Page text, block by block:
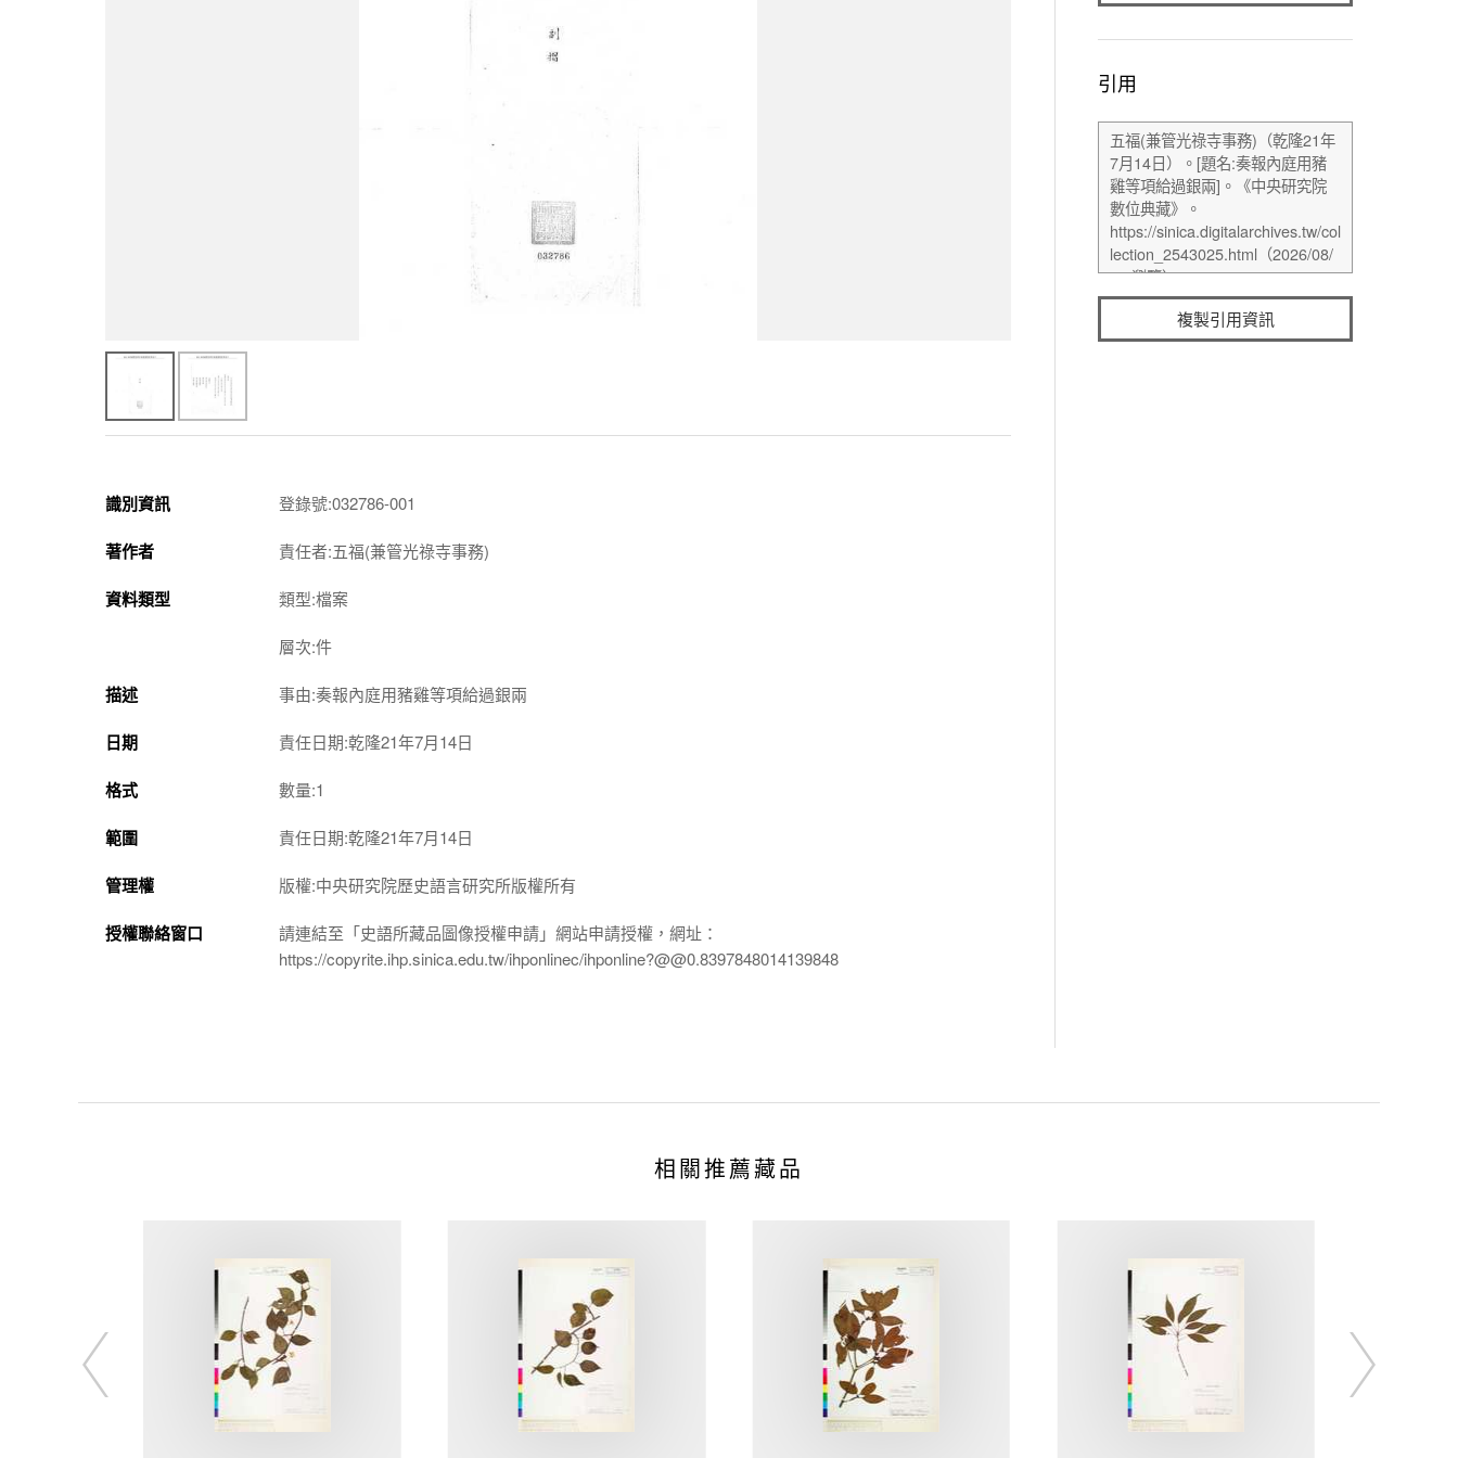
識別資訊 登錄號:032786-001
著作者 責任者:五福(兼管光祿寺事務)
資料類型 類型:檔案
層次:件
描述 事由:奏報內庭用豬雞等項給過銀兩
日期 責任日期:乾隆21年7月14日
格式 數量:1
範圍 責任日期:乾隆21年7月14日
管理權 版權:中央研究院歷史語言研究所版權所有
授權聯絡窗口
請連結至「史語所藏品圖像授權申請」網站申請授權，網址：
https://copyrite.ihp.sinica.edu.tw/ihponlinec/ihponline?@@0.8397848014139848
引用
複製引用資訊
相關推薦藏品